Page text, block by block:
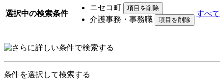
選択中の検索条件
ニセコ町
介護事務・事務職
すべ
条件を選択して検索する